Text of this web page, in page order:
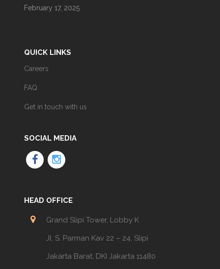
February 17, 2025
QUICK LINKS
Careers
FAQ
Get in touch with us
SOCIAL MEDIA
HEAD OFFICE
Grand Slipi Tower, Lobby K
Jl. S. Parman Kav 22 – 24, Slipi
Jakarta Barat, DKI Jakarta 11480